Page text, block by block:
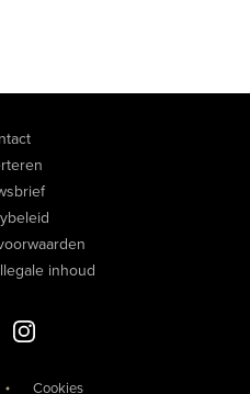
inhoud
Luxevastgoed
Instagram Luxevastgoed
Cookies